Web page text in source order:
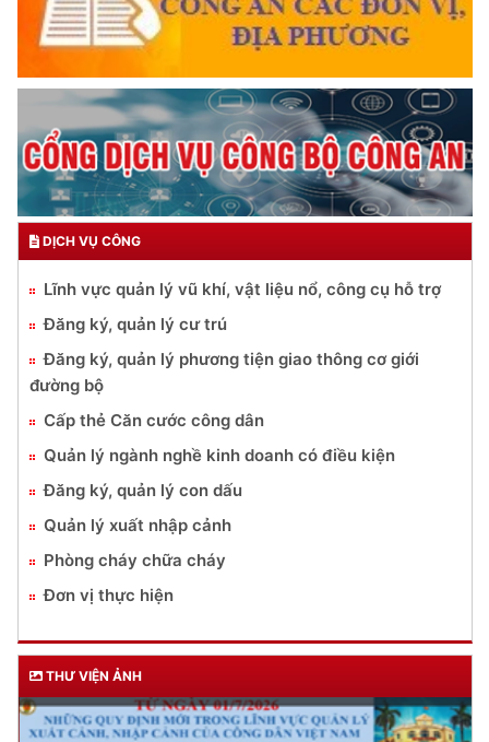
DỊCH VỤ CÔNG
Lĩnh vực quản lý vũ khí, vật liệu nổ, công cụ hỗ trợ
Đăng ký, quản lý cư trú
Đăng ký, quản lý phương tiện giao thông cơ giới
đường bộ
Cấp thẻ Căn cước công dân
Quản lý ngành nghề kinh doanh có điều kiện
Đăng ký, quản lý con dấu
Quản lý xuất nhập cảnh
Phòng cháy chữa cháy
Đơn vị thực hiện
THƯ VIỆN ẢNH